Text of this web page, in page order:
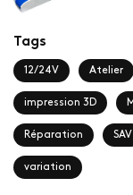
Tags
12/24V Atelier
impression 3D
Réparation SAV
variation